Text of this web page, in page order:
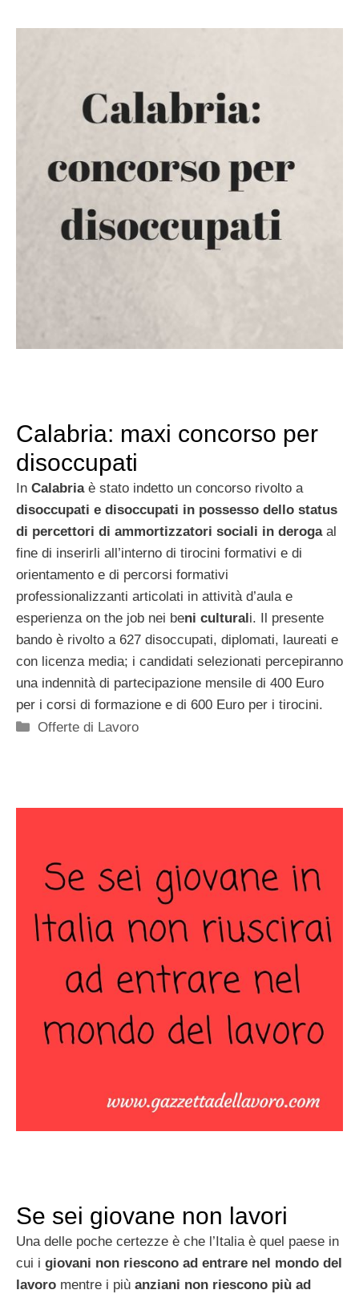
Calabria: maxi concorso per
disoccupati
In Calabriaè stato indetto un concorso rivolto a
disoccupati e disoccupati in possesso dello status
di percettori di ammortizzatori sociali in derogaal
fine di inserirli all’interno di tirocini formativi e di
orientamento e di percorsi formativi
professionalizzanti articolati in attività d’aula e
esperienza on the job nei beni cultural i. Il presente
bando è rivolto a 627 disoccupati, diplomati, laureati e
con licenza media; i candidati selezionati percepiranno
una indennità di partecipazione mensile di 400 Euro
per i corsi di formazione e di 600 Euro per i tirocini.
Categorie
Offerte di Lavoro
Se sei giovane non lavori
Una delle poche certezze è che l’Italia è quel paese in
cui i giovani non riescono ad entrare nel mondo del
lavoro mentre i più anziani non riescono più ad